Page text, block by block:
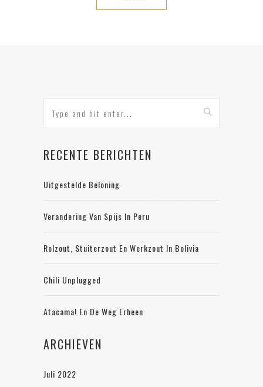
RECENTE BERICHTEN
Uitgestelde Beloning
Verandering Van Spijs In Peru
Rolzout, Stuiterzout En Werkzout In Bolivia
Chili Unplugged
Atacama! En De Weg Erheen
ARCHIEVEN
Juli 2022